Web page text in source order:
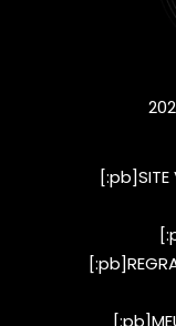
[:pb]SITE